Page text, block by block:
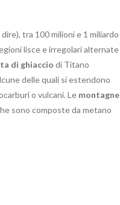
tra 100 milioni e 1 miliardo
lisce e irregolari alternate
di ghiaccio di Titano
delle quali si estendono
o vulcani. Le montagne
sono composte da metano